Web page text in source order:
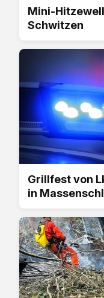
Mini-
Schwitzen
Grillfest von
in